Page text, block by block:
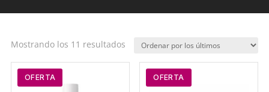
Mostrando los 11 resultadosOrdenado
últimos
OFERTA OFERTA